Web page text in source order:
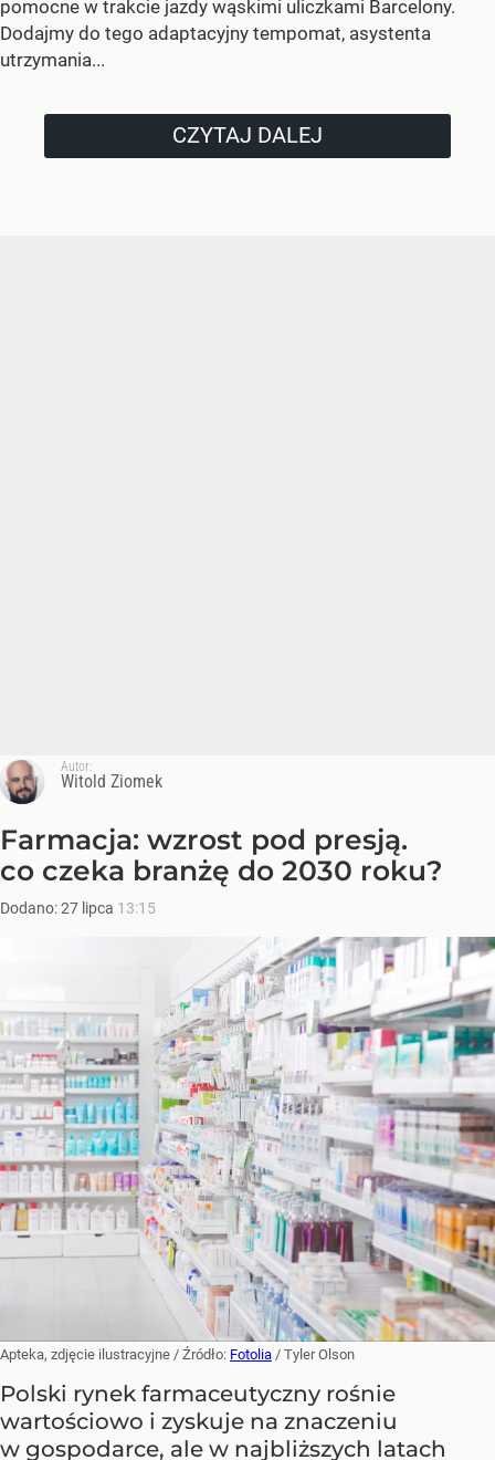
pomocne w trakcie jazdy wąskimi uliczkami Barcelony.
Dodajmy do tego adaptacyjny tempomat, asystenta
utrzymania...
CZYTAJ DALEJ
Autor:
Witold Ziomek
Farmacja: wzrost pod presją.
co czeka branżę do 2030 roku?
Dodano:27 lipca 13:15
Apteka, zdjęcie ilustracyjne / Źródło: Fotolia / Tyler Olson
Polski rynek farmaceutyczny rośnie
wartościowo i zyskuje na znaczeniu
w gospodarce, ale w najbliższych latach